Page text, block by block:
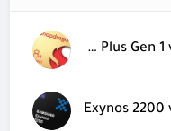
Snapdragon 8 Plus Gen 1 vs Dimensity 9000 Plus
Exynos